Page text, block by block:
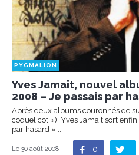
PYGMALION
Yves Jamait, nouvel
2008 – Je passais par
Après deux albums couronnés de
coquelicot »), Yves Jamait sort
par hasard »...
Le 30 août 2008 0